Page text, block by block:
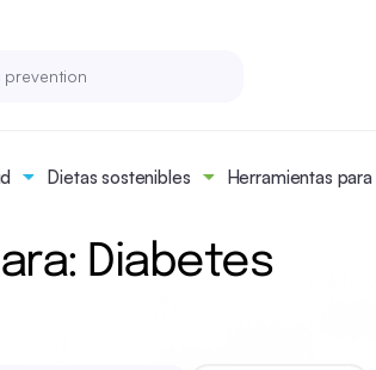
Dietas sostenibles Herramientas
Diabetes